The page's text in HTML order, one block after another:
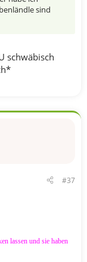
sind
schwäbisch
#37
lassen und sie haben